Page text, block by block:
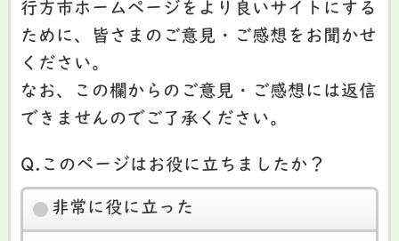
行方市ホームページをより良いサイトにする
ために、皆さまのご意見・ご感想をお聞かせ
ください。
なお、この欄からのご意見・ご感想には返信
できませんのでご了承ください。
Q.このページはお役に立ちましたか？
非常に役に立った